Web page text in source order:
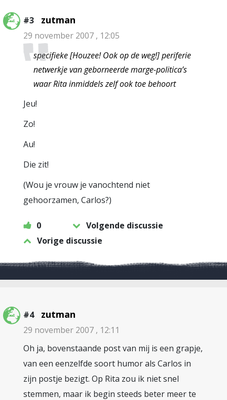
#3 zutman
29 november 2007 , 12:05
specifieke [Houzee! Ook op de weg!] periferie
netwerkje van geborneerde marge-politica’s
waar Rita inmiddels zelf ook toe behoort
Jeu!
Zo!
Au!
Die zit!
(Wou je vrouw je vanochtend niet
gehoorzamen, Carlos?)
0
Volgende discussie
Vorige discussie
#4 zutman
29 november 2007 , 12:11
Oh ja, bovenstaande post van mij is een grapje,
van een eenzelfde soort humor als Carlos in
zijn postje bezigt. Op Rita zou ik niet snel
stemmen, maar ik begin steeds beter meer te